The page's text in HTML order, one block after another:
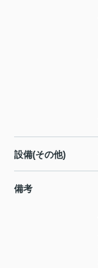
設備(その他)
備考